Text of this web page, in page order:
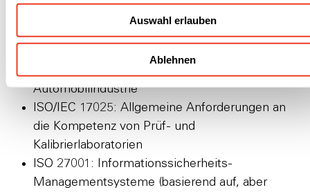
Auswahl erlauben
Ablehnen
EN 9100: Qualitätsmanagementsysteme -
Anforderungen für Organisationen der Luftfahrt
Automobilindustrie
ISO/IEC 17025: Allgemeine Anforderungen an
die Kompetenz von Prüf- und
Kalibrierlaboratorien
ISO 27001: Informationssicherheits-
Managementsysteme (basierend auf, aber